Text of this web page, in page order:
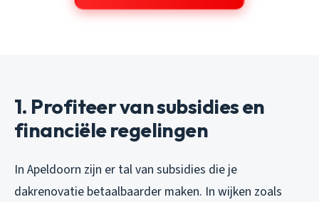
1. Profiteer van subsidies en
financiële regelingen
In Apeldoorn zijn er tal van subsidies die je
dakrenovatie betaalbaarder maken. In wijken zoals